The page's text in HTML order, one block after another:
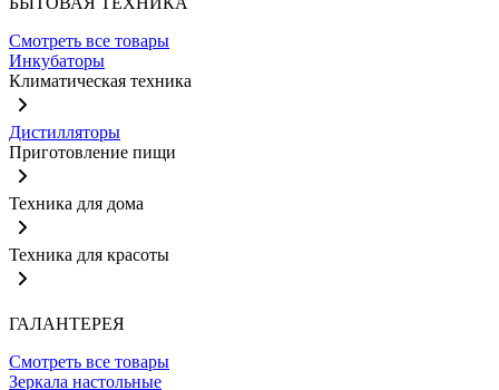
Смотреть все товары
Инкубаторы
Климатическая техника
Дистилляторы
Приготовление пищи
Техника для дома
Техника для красоты
ГАЛАНТЕРЕЯ
Смотреть все товары
Зеркала настольные